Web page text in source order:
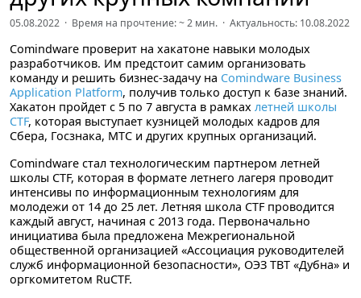
05.08.2022 · Время на прочтение: ~2 мин. · Актуальность: 10.08.2022
Comindware проверит на хакатоне навыки молодых
разработчиков. Им предстоит самим организовать
команду и решить бизнес-задачу на Comindware Business
Application Platform, получив только доступ к базе знаний.
Хакатон пройдет с 5 по 7 августа в рамках летней школы
CTF, которая выступает кузницей молодых кадров для
Сбера, Госзнака, МТС и других крупных организаций.
Comindware стал технологическим партнером летней
школы CTF, которая в формате летнего лагеря проводит
интенсивы по информационным технологиям для
молодежи от 14 до 25 лет. Летняя школа CTF проводится
каждый август, начиная с 2013 года. Первоначально
инициатива была предложена Межрегиональной
общественной организацией «Ассоциация руководителей
служб информационной безопасности», ОЭЗ ТВТ «Дубна» и
оргкомитетом RuCTF.